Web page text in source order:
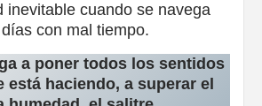
inevitable cuando se navega
con mal tiempo.
a poner todos los sentidos
está haciendo, a superar el